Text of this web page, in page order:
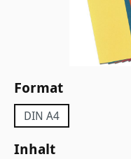
Formatauswählen
DIN A4
Inhaltauswählen